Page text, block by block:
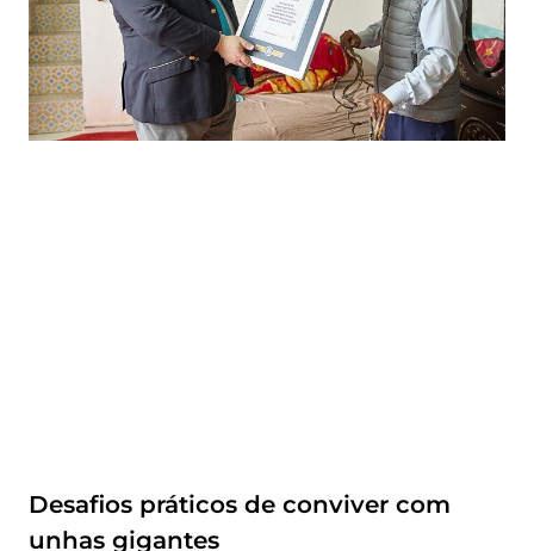
Desafios práticos de conviver com
unhas gigantes